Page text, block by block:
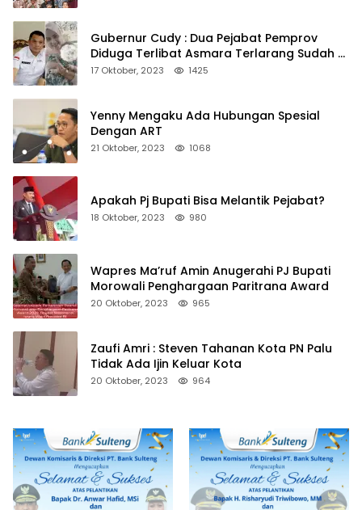
Gubernur Cudy : Dua Pejabat Pemprov
Diduga Terlibat Asmara Terlarang Sudah di
Non Job
17 Oktober, 2023 1425
Yenny Mengaku Ada Hubungan Spesial
Dengan ART
21 Oktober, 2023 1068
Apakah Pj Bupati Bisa Melantik Pejabat?
18 Oktober, 2023 980
Wapres Ma’ruf Amin Anugerahi PJ Bupati
Morowali Penghargaan Paritrana Award
20 Oktober, 2023 965
Zaufi Amri : Steven Tahanan Kota PN Palu
Tidak Ada Ijin Keluar Kota
20 Oktober, 2023 964